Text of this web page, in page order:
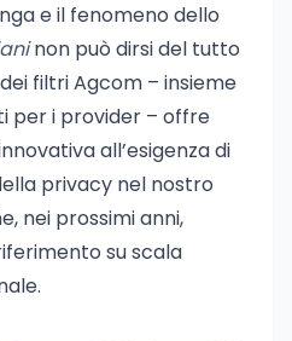
e il fenomeno dello
non può dirsi del tutto
filtri Agcom – insieme
per i provider – offre
all’esigenza di
privacy nel nostro
nei prossimi anni,
su scala